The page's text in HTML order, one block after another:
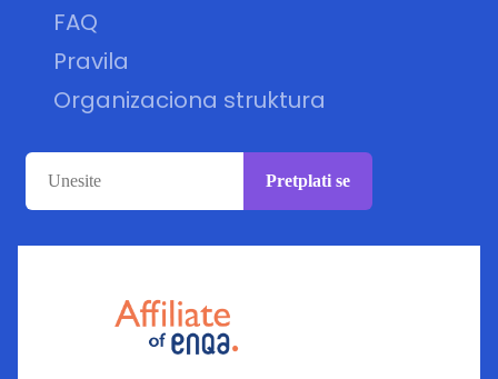
FAQ
Pravila
Organizaciona struktura
Pretplati se